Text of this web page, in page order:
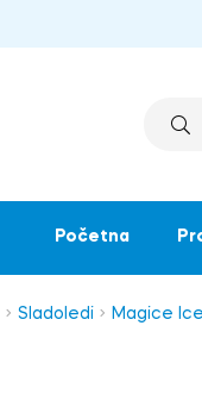
Početna
Sladoledi Magice